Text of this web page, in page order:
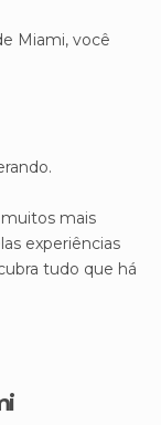
Miami, você
mais
experiências
tudo que há